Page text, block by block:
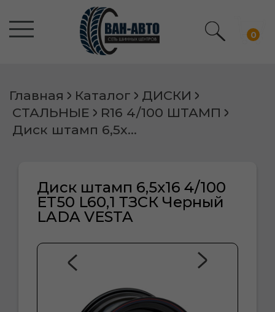
0
Главная Каталог
ДИСКИ
СТАЛЬНЫЕ
R16 4/100 ШТАМП
Диск штамп 6,5х16 4/100 ET50 L60,1 ТЗСК Черный LADA VESTA
Диск штамп 6,5х16 4/100
ET50 L60,1 ТЗСК Черный
LADA VESTA